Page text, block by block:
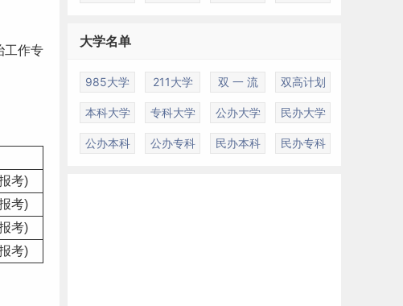
工作专
考)
考)
考)
考)
大学名单
985大学 211大学 双 一 流 双高计划
本科大学 专科大学 公办大学 民办大学
公办本科 公办专科 民办本科 民办专科